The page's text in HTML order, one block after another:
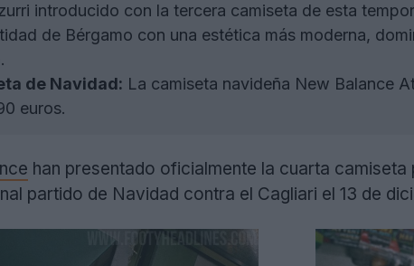
introducido con la tercera camiseta de esta
de Bérgamo con una estética más moderna,
de Navidad: La camiseta navideña New Balance
euros.
han presentado oficialmente la cuarta
partido de Navidad contra el Cagliari el 13 de